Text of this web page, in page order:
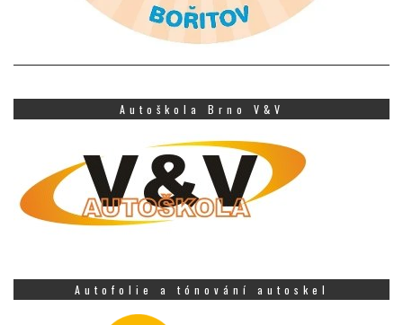
Autoškola Brno V&V
Autofolie a tónování autoskel